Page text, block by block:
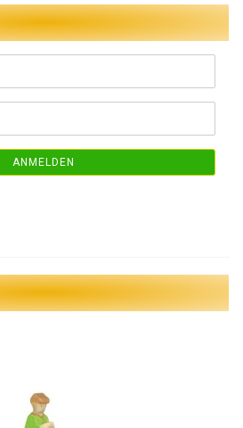
ANMELDEN